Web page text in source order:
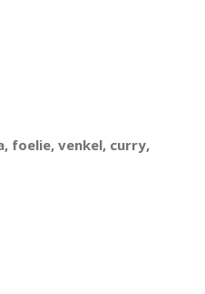
foelie, venkel, curry,